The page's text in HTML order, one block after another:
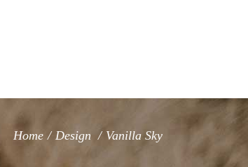
Home/Design /Vanilla Sky